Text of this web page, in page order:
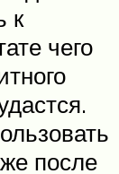
к
чего
после